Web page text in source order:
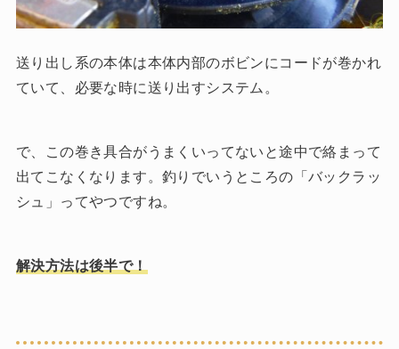
送り出し系の本体は本体内部のボビンにコードが巻かれ
ていて、必要な時に送り出すシステム。
で、この巻き具合がうまくいってないと途中で絡まって
出てこなくなります。釣りでいうところの「バックラッ
シュ」ってやつですね。
解決方法は後半で！